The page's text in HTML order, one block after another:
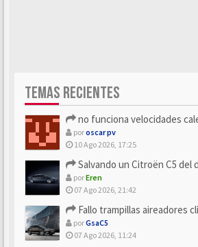
TEMAS RECIENTES
no funciona velocidades
poroscar pv
10 Ago 2026, 17:25
Salvando un Citroën C5 del desguace:
porEren
07 Ago 2026, 21:42
Fallo trampillas aireadores
porGsaC5
07 Ago 2026, 11:24